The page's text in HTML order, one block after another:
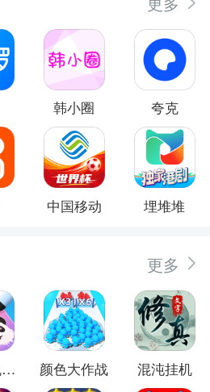
韩小圈 夸克
中国移动 埋堆堆
更多
我做手机壳特好看 颜色大作战 混沌挂机